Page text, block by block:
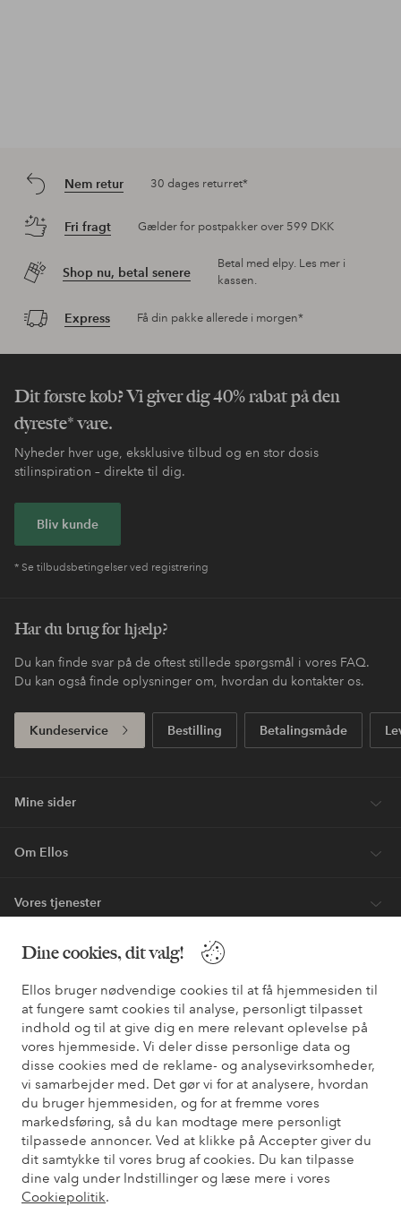
Dine cookies, dit valg!
Ellos bruger nødvendige cookies til at få hjemmesiden til
at fungere samt cookies til analyse, personligt tilpasset
indhold og til at give dig en mere relevant oplevelse på
vores hjemmeside. Vi deler disse personlige data og
disse cookies med de reklame- og analysevirksomheder,
vi samarbejder med. Det gør vi for at analysere, hvordan
du bruger hjemmesiden, og for at fremme vores
markedsføring, så du kan modtage mere personligt
tilpassede annoncer. Ved at klikke på Accepter giver du
dit samtykke til vores brug af cookies. Du kan tilpasse
dine valg under Indstillinger og læse mere i vores
Cookiepolitik.
Nem retur 30 dages returret*
Fri fragt Gælder for postpakker over 599 DKK
Shop nu, betal senere
Betal med elpy. Les mer i
kassen.
Express Få din pakke allerede i morgen*
Dit første køb? Vi giver dig 40% rabat på den
dyreste* vare.
Nyheder hver uge, eksklusive tilbud og en stor dosis
stilinspiration – direkte til dig.
Bliv kunde
* Se tilbudsbetingelser ved registrering
Har du brug for hjælp?
Du kan finde svar på de oftest stillede spørgsmål i vores FAQ.
Du kan også finde oplysninger om, hvordan du kontakter os.
Kundeservice Bestilling Betalingsmåde
Mine sider
Om Ellos
Vores tjenester
Vilkår
Venner
Sikre betalinger - betal nu eller del op
Vil du vide mere om vores betalingsmuligheder
elpy elpy